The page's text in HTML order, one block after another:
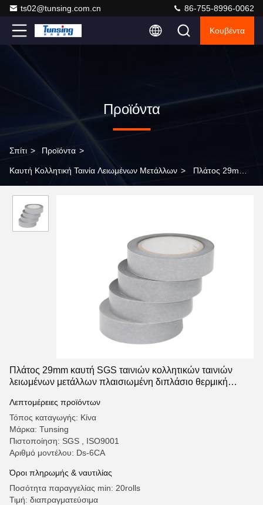
ts02@tunsing.com.cn 86-755-8996-0062
Κουβέντα
Προϊόντα
Σπίτι > Προϊόντα >
Καυτή Κολλητική Ταινία Λειωμένων Μετάλλων > Πλάτος 29mm
πλαισιωμένη διπλάσιο θερμική αγώγιμη έγκριση
Πλάτος 29mm καυτή SGS ταινιών κολλητικών ταινιών
λειωμένων μετάλλων πλαισιωμένη διπλάσιο θερμική
Λεπτομέρειες προϊόντων
Τόπος καταγωγής: Κίνα
Μάρκα: Tunsing
Πιστοποίηση: SGS , ISO9001
Αριθμό μοντέλου: Ds-6CA
Όροι πληρωμής & ναυτιλίας
Ποσότητα παραγγελίας min: 20rolls
Τιμή: διαπραγματεύσιμα